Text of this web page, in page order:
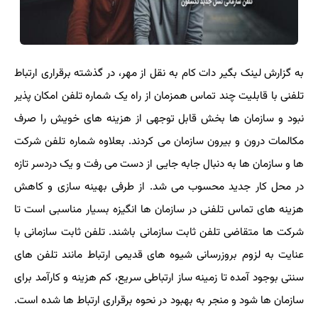
به گزارش لینک بگیر دات کام به نقل از مهر، در گذشته برقراری ارتباط
تلفنی با قابلیت چند تماس همزمان از راه یک شماره تلفن امکان پذیر
نبود و سازمان ها بخش قابل توجهی از هزینه های خویش را صرف
مکالمات درون و بیرون سازمان می کردند. بعلاوه شماره تلفن شرکت
ها و سازمان ها به دنبال جابه جایی از دست می رفت و یک دردسر تازه
در محل کار جدید محسوب می شد. از طرفی بهینه سازی و کاهش
هزینه های تماس تلفنی در سازمان ها انگیزه بسیار مناسبی است تا
شرکت ها متقاضی تلفن ثابت سازمانی باشند. تلفن ثابت سازمانی با
عنایت به لزوم بروزرسانی شیوه های قدیمی ارتباط مانند تلفن های
سنتی بوجود آمده تا زمینه ساز ارتباطی سریع، کم هزینه و کارآمد برای
سازمان ها شود و منجر به بهبود در نحوه برقراری ارتباط ها شده است.